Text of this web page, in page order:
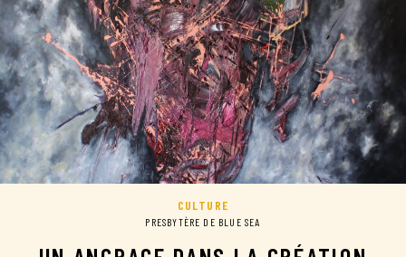
CULTURE
PRESBYTÈRE DE BLUE SEA